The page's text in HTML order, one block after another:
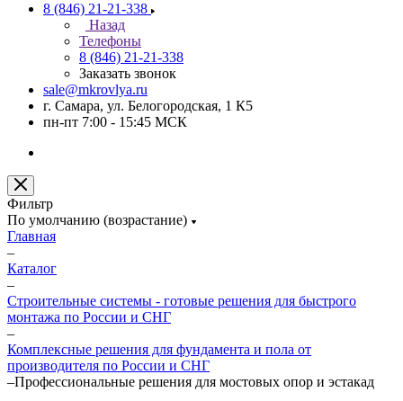
8 (846) 21-21-338
Назад
Телефоны
8 (846) 21-21-338
Заказать звонок
sale@mkrovlya.ru
г. Самара, ул. Белогородская, 1 К5
пн-пт 7:00 - 15:45 МСК
Фильтр
По умолчанию (возрастание)
Главная
–
Каталог
–
Строительные системы - готовые решения для быстрого
монтажа по России и СНГ
–
Комплексные решения для фундамента и пола от
производителя по России и СНГ
–Профессиональные решения для мостовых опор и эстакад